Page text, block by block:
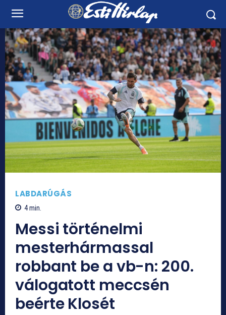
LABDARÚGÁS
4min.
Messi történelmi
mesterhármassal
robbant be a vb-n: 200.
válogatott meccsén
beérte Klosét